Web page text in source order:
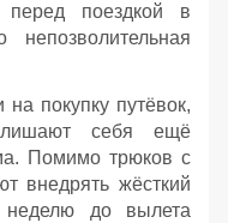
перед поездкой в
покупку путёвок,
себя ещё
Помимо трюков с
внедрять жёсткий
неделю до вылета